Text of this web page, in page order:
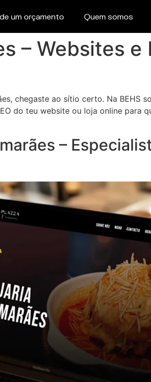
um orçamento Quem somos
– Websites e
chegaste ao sítio certo. Na BEHS
do teu website ou loja online para
–